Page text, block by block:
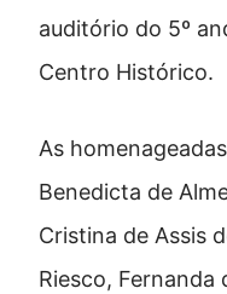
auditório do 5º
Centro Histórico.
As
Benedicta de
Cristina de Assis
Riesco, Fernanda